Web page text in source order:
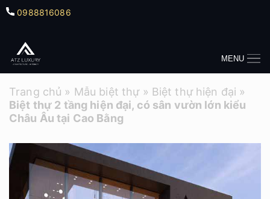
0988816086
MENU
Trang chủ » Mẫu biệt thự» Biệt thự hiện đại »
Biệt thự 2 tầng hiện đại, có sân vườn lớn kiểu
Châu Âu tại Cao Bằng